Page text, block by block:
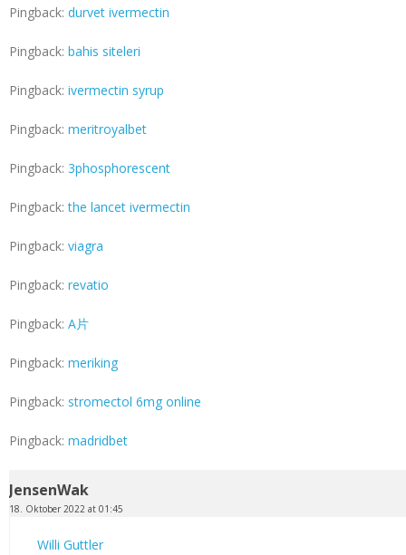
Pingback: durvet ivermectin
Pingback: bahis siteleri
Pingback: ivermectin syrup
Pingback: meritroyalbet
Pingback: 3phosphorescent
Pingback:the lancet ivermectin
Pingback: viagra
Pingback: revatio
Pingback: A片
Pingback: meriking
Pingback: stromectol 6mg online
Pingback: madridbet
JensenWak
18. Oktober 2022 at 01:45
Willi Guttler